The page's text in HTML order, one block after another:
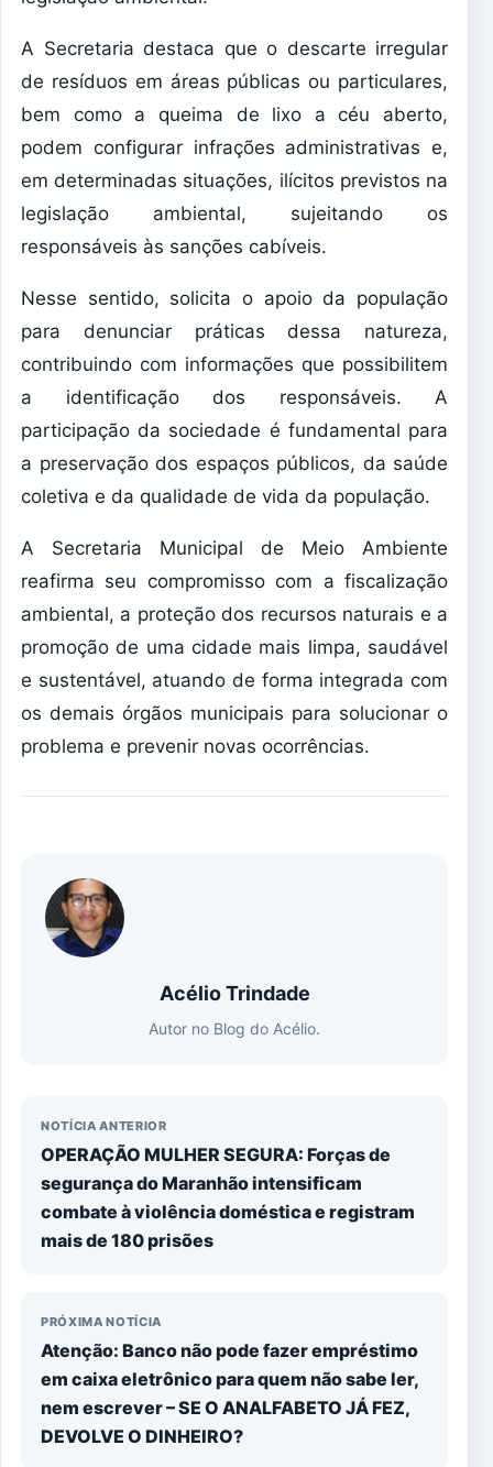
​A Secretaria destaca que o descarte irregular
de resíduos em áreas públicas ou particulares,
bem como a queima de lixo a céu aberto,
podem configurar infrações administrativas e,
em determinadas situações, ilícitos previstos na
legislação ambiental, sujeitando os
responsáveis às sanções cabíveis.
​Nesse sentido, solicita o apoio da população
para denunciar práticas dessa natureza,
contribuindo com informações que possibilitem
a identificação dos responsáveis. A
participação da sociedade é fundamental para
a preservação dos espaços públicos, da saúde
coletiva e da qualidade de vida da população.
​A Secretaria Municipal de Meio Ambiente
reafirma seu compromisso com a fiscalização
ambiental, a proteção dos recursos naturais e a
promoção de uma cidade mais limpa, saudável
e sustentável, atuando de forma integrada com
os demais órgãos municipais para solucionar o
problema e prevenir novas ocorrências.
Acélio Trindade
Autor no Blog do Acélio.
NOTÍCIA ANTERIOR
OPERAÇÃO MULHER SEGURA: Forças de
segurança do Maranhão intensificam
combate à violência doméstica e registram
mais de 180 prisões
PRÓXIMA NOTÍCIA
Atenção: Banco não pode fazer empréstimo
em caixa eletrônico para quem não sabe ler,
nem escrever – SE O ANALFABETO JÁ FEZ,
DEVOLVE O DINHEIRO?